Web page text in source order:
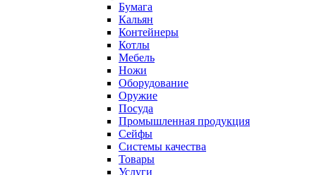
Бумага
Кальян
Контейнеры
Котлы
Мебель
Ножи
Оборудование
Оружие
Посуда
Промышленная продукция
Сейфы
Системы качества
Товары
Услуги